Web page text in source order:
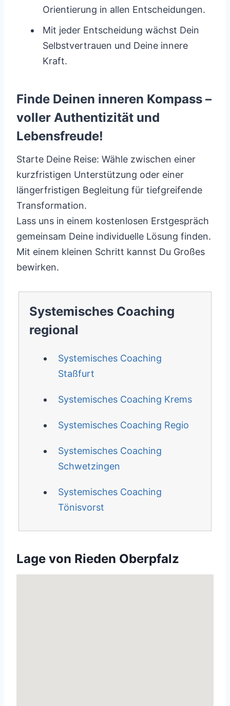
Orientierung in allen Entscheidungen.
Mit jeder Entscheidung wächst Dein
Selbstvertrauen und Deine innere
Kraft.
Finde Deinen inneren Kompass –
voller Authentizität und
Lebensfreude!
Starte Deine Reise: Wähle zwischen einer
kurzfristigen Unterstützung oder einer
längerfristigen Begleitung für tiefgreifende
Transformation.
Lass uns in einem kostenlosen Erstgespräch
gemeinsam Deine individuelle Lösung finden.
Mit einem kleinen Schritt kannst Du Großes
bewirken.
Systemisches Coaching
regional
Systemisches Coaching
Staßfurt
Systemisches Coaching Krems
Systemisches Coaching Regio
Systemisches Coaching
Schwetzingen
Systemisches Coaching
Tönisvorst
Lage von Rieden Oberpfalz